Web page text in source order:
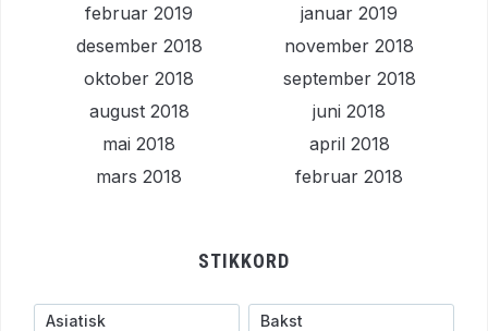
februar 2019
januar 2019
desember 2018
november 2018
oktober 2018
september 2018
august 2018
juni 2018
mai 2018
april 2018
mars 2018
februar 2018
STIKKORD
Asiatisk Bakst